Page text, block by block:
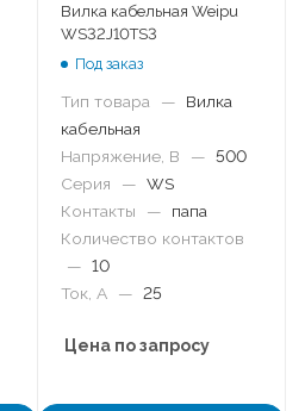
Вилка кабельная Weipu
WS32J10TS3
Под заказ
Тип товара —
Вилка
кабельная
Напряжение, В
— 500
Серия
— WS
Контакты
—
папа
Количество контактов
— 10
Ток, А
— 25
Цена по запросу